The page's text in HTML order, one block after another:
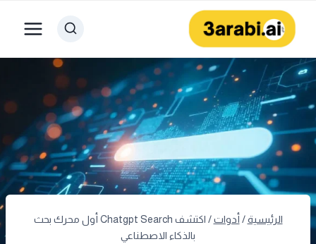
المحتوى
الرئيسية / أدوات /
اكتشف Chatgpt Search أول محرك بحث
بالذكاء الاصطناعي